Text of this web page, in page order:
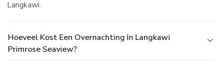
Langkawi.
Hoeveel Kost Een Overnachting In Langkawi
Primrose Seaview?